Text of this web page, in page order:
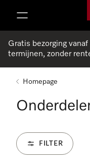
Gratis bezorging
termijnen, zonder
Homepage
FILTER